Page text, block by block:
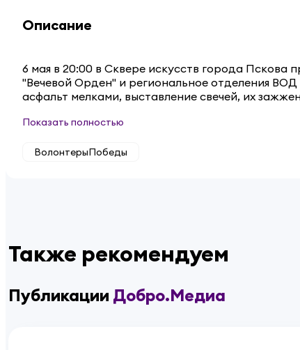
Описание
6 мая в 20:00 в Сквере искусств города
"Вечевой Орден" и региональное отделения
асфальт мелками, выставление свечей, их
Показать полностью
ВолонтерыПобеды
Также рекомендуем
Публикации Добро.Медиа